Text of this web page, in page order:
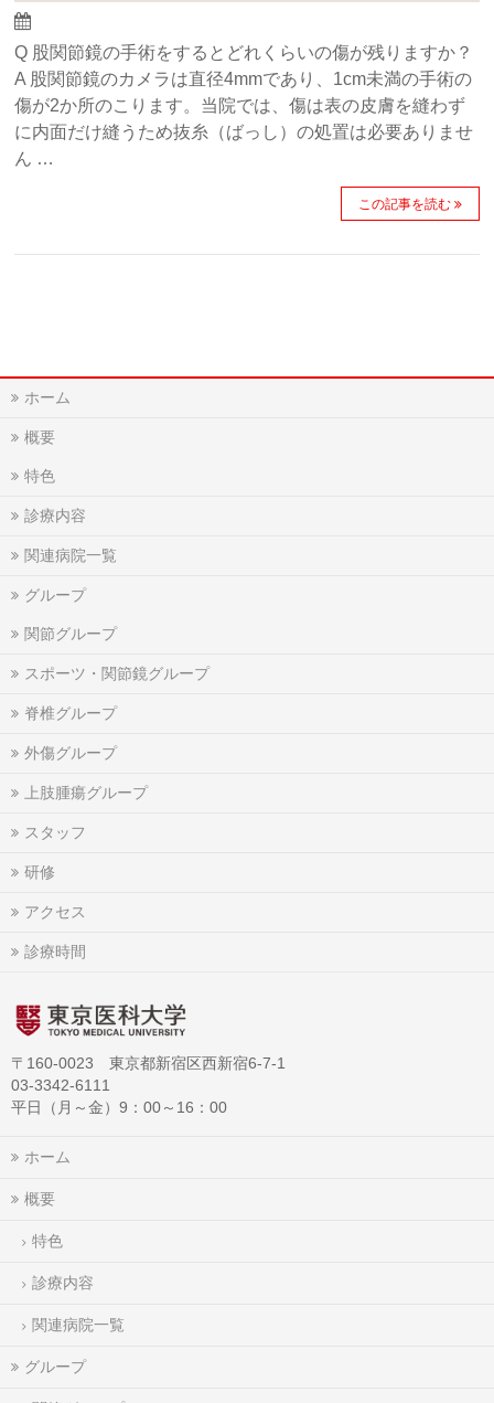
Q 股関節鏡の手術をするとどれくらいの傷が残りますか？
A 股関節鏡のカメラは直径4mmであり、1cm未満の手術の
傷が2か所のこります。当院では、傷は表の皮膚を縫わず
に内面だけ縫うため抜糸（ばっし）の処置は必要ありませ
ん …
この記事を読む
ホーム
概要
特色
診療内容
関連病院一覧
グループ
関節グループ
スポーツ・関節鏡グループ
脊椎グループ
外傷グループ
上肢腫瘍グループ
スタッフ
研修
アクセス
診療時間
〒160-0023 東京都新宿区西新宿6-7-1
03-3342-6111
平日（月～金）9：00～16：00
ホーム
概要
特色
診療内容
関連病院一覧
グループ